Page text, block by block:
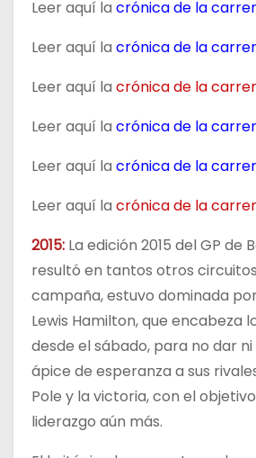
Leer aquí la crónica de la
Leer aquí la crónica de la
Leer aquí la crónica de la
Leer aquí la crónica de la
Leer aquí la crónica de la
Leer aquí la crónica de la
2015: La edición 2015 del GP de
resultó en tantos otros
campaña, estuvo dominada
Lewis Hamilton, que encabeza
desde el sábado, para no dar
ápice de esperanza a sus
Pole y la victoria, con el
liderazgo aún más.